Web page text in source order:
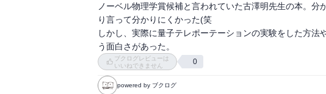
ノーベル物理学賞候補と言われていた古澤明先生の本。
り言って分かりにくかった(笑
しかし、実際に量子テレポーテーションの実験をした方
う面白さがあった。
ブクログレビューは
いいねできません
0
powered by ブクログ